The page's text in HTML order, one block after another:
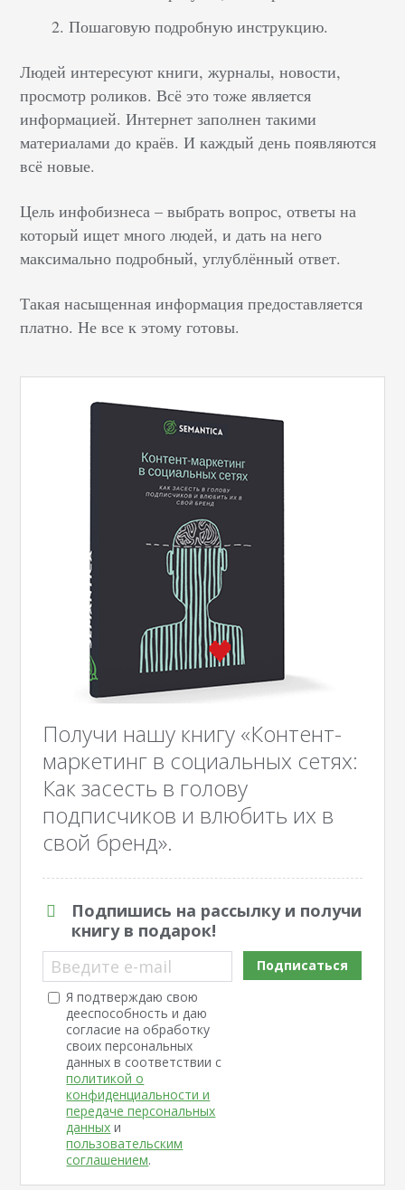
Пошаговую подробную инструкцию.
Людей интересуют книги, журналы, новости,
просмотр роликов. Всё это тоже является
информацией. Интернет заполнен такими
материалами до краёв. И каждый день появляются
всё новые.
Цель инфобизнеса – выбрать вопрос, ответы на
который ищет много людей, и дать на него
максимально подробный, углублённый ответ.
Такая насыщенная информация предоставляется
платно. Не все к этому готовы.
Получи нашу книгу «Контент-
маркетинг в социальных сетях:
Как засесть в голову
подписчиков и влюбить их в
свой бренд».
Подпишись на рассылку и получи
книгу в подарок!
Введите e-mail
Я подтверждаю свою
дееспособность и даю
согласие на обработку
своих персональных
данных в соответствии с
политикой о
конфиденциальности и
передаче персональных
данных и
пользовательским
соглашением.
Подписаться